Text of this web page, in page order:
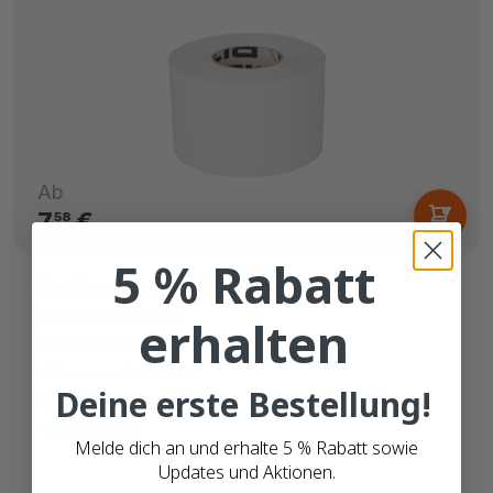
Ab
7,58€
Linerless Waagen Etiketten
Direkt thermisch (top)
Continuous Length
5 % Rabatt
erhalten
Deine erste Bestellung!
Melde dich an und erhalte 5 % Rabatt sowie
Updates und Aktionen.